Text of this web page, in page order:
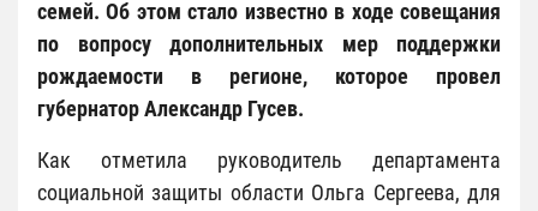
семей. Об этом стало известно в ходе совещания
по вопросу дополнительных мер поддержки
рождаемости в регионе, которое провел
губернатор Александр Гусев.
Как отметила руководитель департамента
социальной защиты области Ольга Сергеева, для